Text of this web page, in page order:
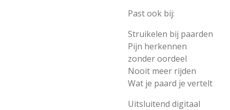
Past ook bij:
Struikelen bij paarden
Pijn herkennen
zonder oordeel
Nooit meer rijden
Wat je paard je vertelt
Uitsluitend digitaal